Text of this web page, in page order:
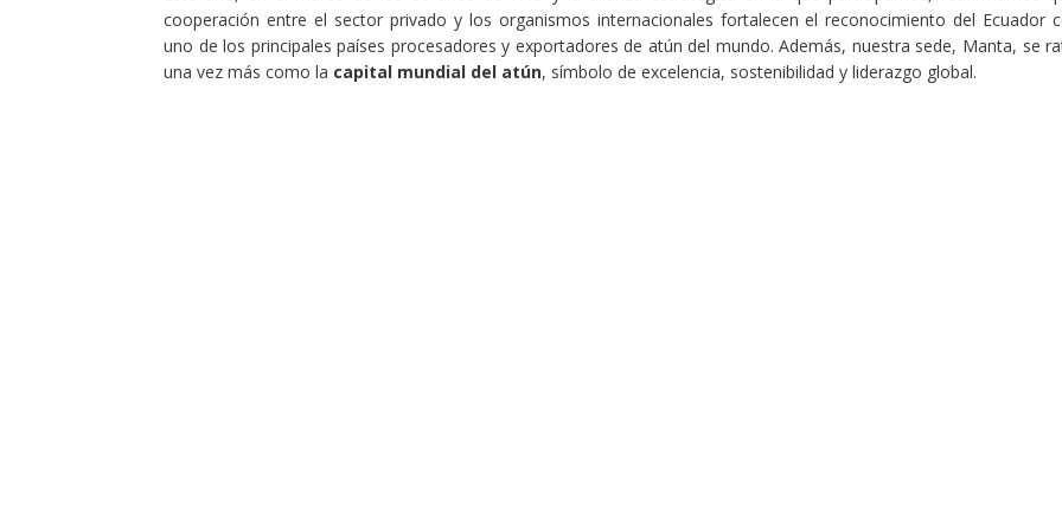
cooperación entre el sector privado y los organismos internacionales fortalecen el reconocimiento del Ecuador
uno de los principales países procesadores y exportadores de atún del mundo. Además, nuestra sede, Manta, se
una vez más como la capital mundial del atún, símbolo de excelencia, sostenibilidad y liderazgo global.